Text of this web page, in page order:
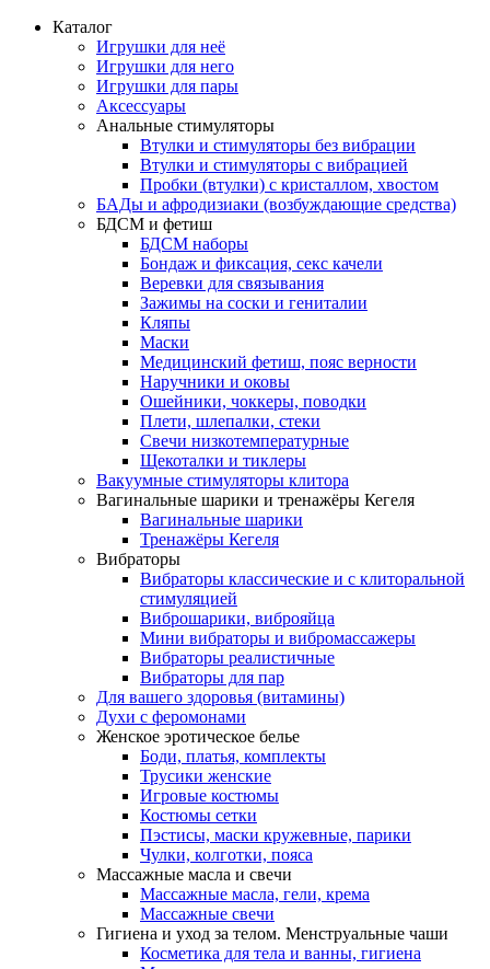
Каталог
Игрушки для неё
Игрушки для него
Игрушки для пары
Аксессуары
Анальные стимуляторы
Втулки и стимуляторы без вибрации
Втулки и стимуляторы с вибрацией
Пробки (втулки) с кристаллом, хвостом
БАДы и афродизиаки (возбуждающие средства)
БДСМ и фетиш
БДСМ наборы
Бондаж и фиксация, секс качели
Веревки для связывания
Зажимы на соски и гениталии
Кляпы
Маски
Медицинский фетиш, пояс верности
Наручники и оковы
Ошейники, чоккеры, поводки
Плети, шлепалки, стеки
Свечи низкотемпературные
Щекоталки и тиклеры
Вакуумные стимуляторы клитора
Вагинальные шарики и тренажёры Кегеля
Вагинальные шарики
Тренажёры Кегеля
Вибраторы
Вибраторы классические и с клиторальной
стимуляцией
Виброшарики, виброяйца
Мини вибраторы и вибромассажеры
Вибраторы реалистичные
Вибраторы для пар
Для вашего здоровья (витамины)
Духи с феромонами
Женское эротическое белье
Боди, платья, комплекты
Трусики женские
Игровые костюмы
Костюмы сетки
Пэстисы, маски кружевные, парики
Чулки, колготки, пояса
Массажные масла и свечи
Массажные масла, гели, крема
Массажные свечи
Гигиена и уход за телом. Менструальные чаши
Косметика для тела и ванны, гигиена